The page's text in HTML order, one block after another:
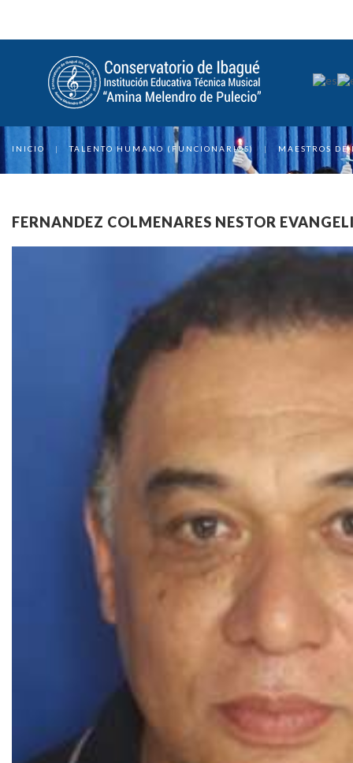
INICIO | TALENTO HUMANO (FUNCIONARIOS) | MAESTROS DE
FERNANDEZ COLMENARES NESTOR